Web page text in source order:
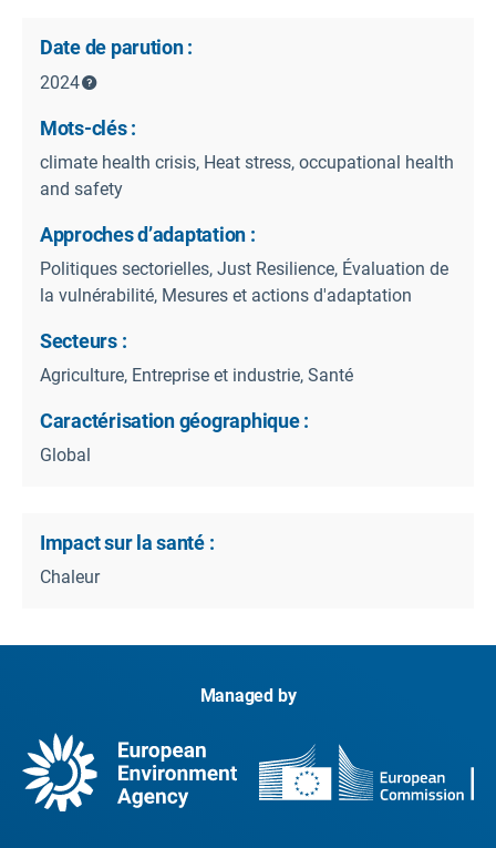
Date de parution :
2024
Mots-clés :
climate health crisis, Heat stress, occupational health
and safety
Approches d’adaptation :
Politiques sectorielles, Just Resilience, Évaluation de
la vulnérabilité, Mesures et actions d'adaptation
Secteurs :
Agriculture, Entreprise et industrie, Santé
Caractérisation géographique :
Global
Impact sur la santé :
Chaleur
Managed by